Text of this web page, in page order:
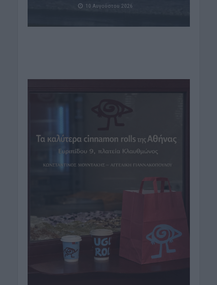
10 Αυγούστου 2026